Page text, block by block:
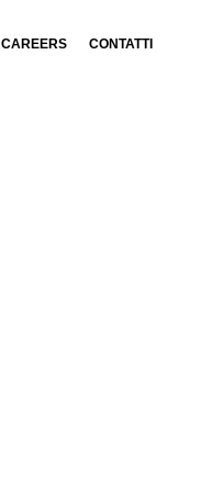
CAREERS CONTATTI